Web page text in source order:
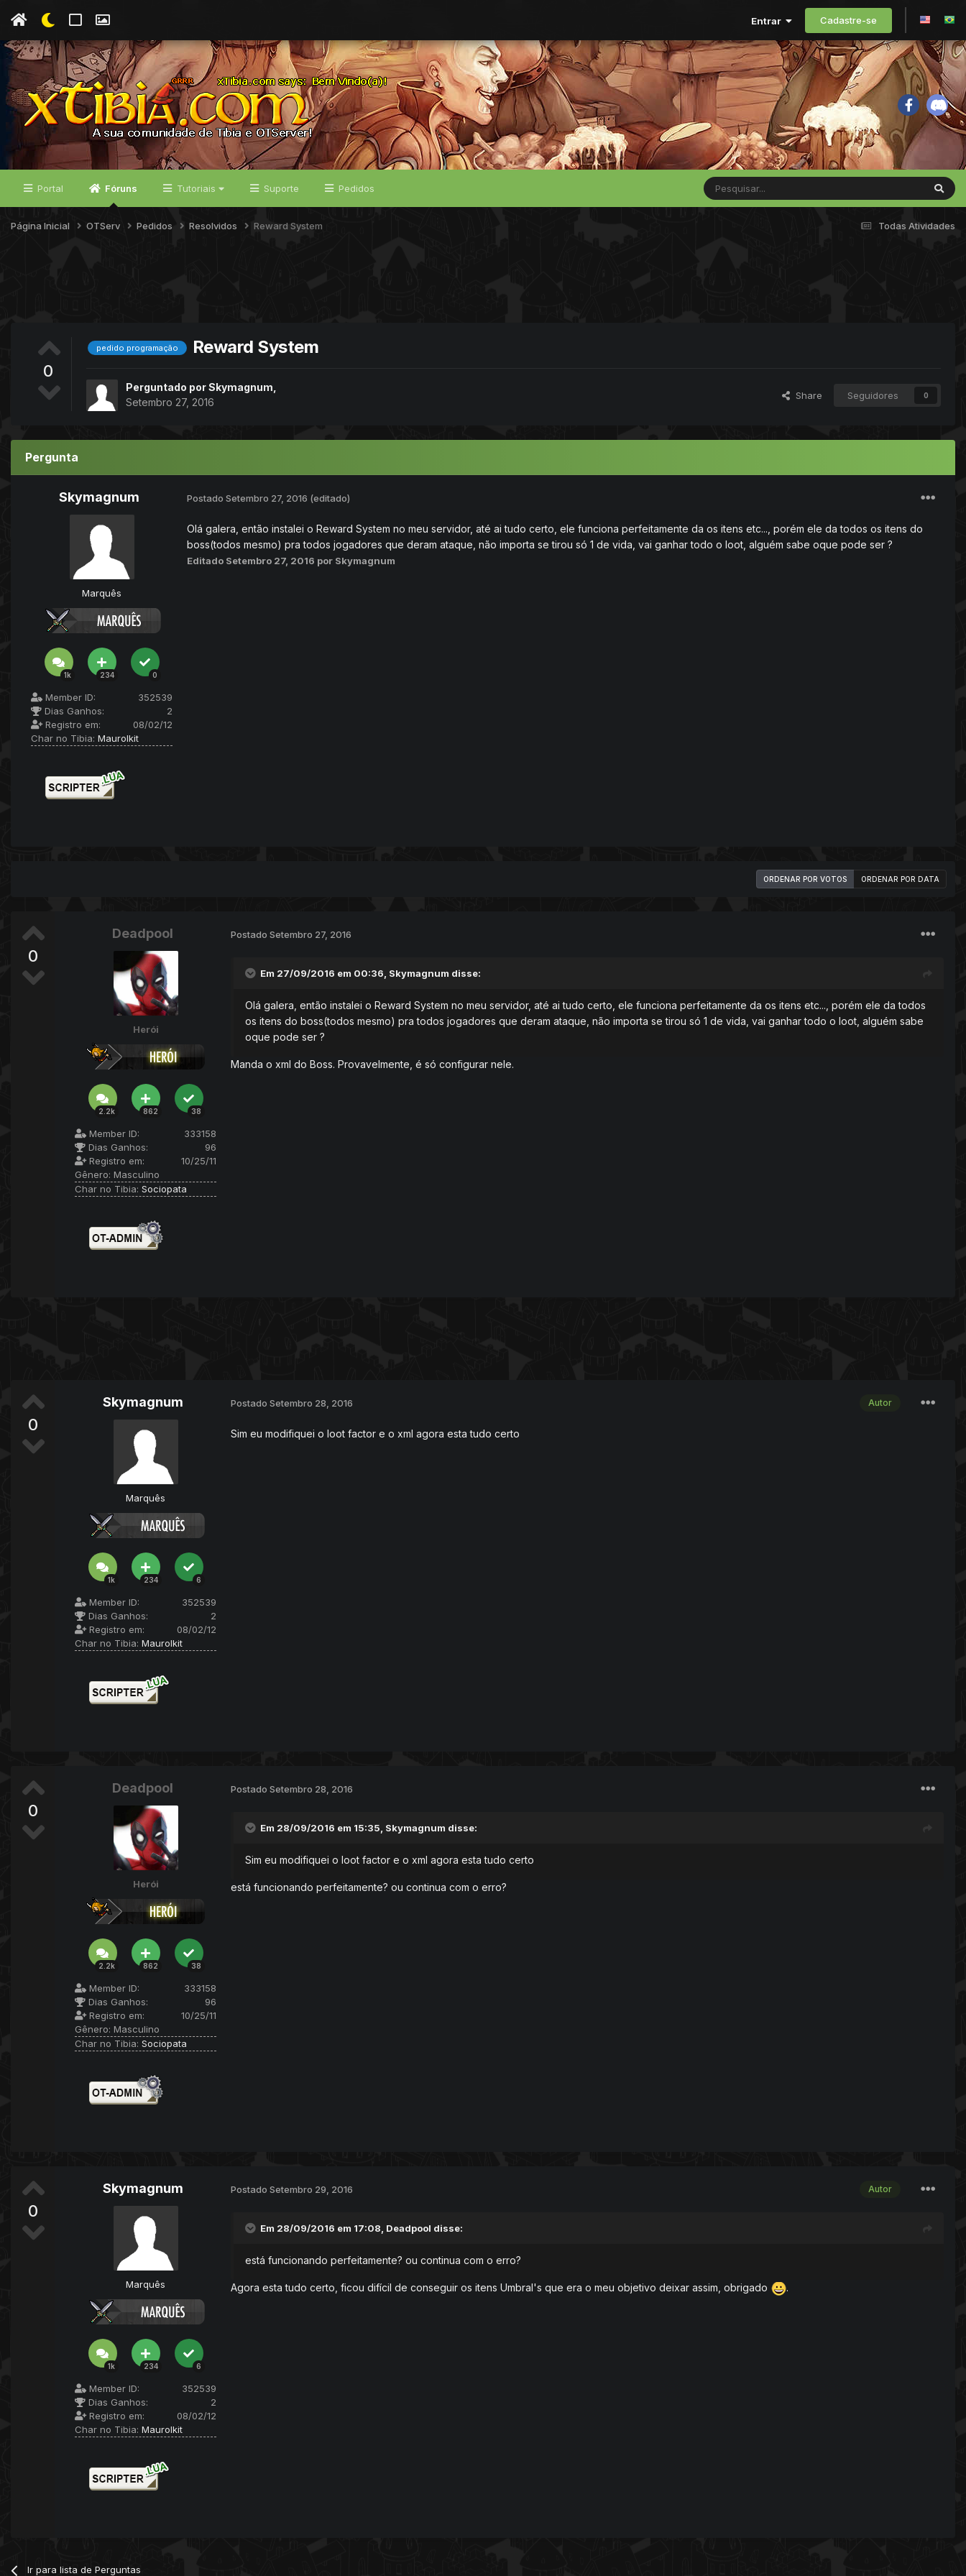
Entrar Cadastre-se
Portal Fóruns Tutoriais Suporte Pedidos
Todas Atividades
Página Inicial OTServ Pedidos Resolvidos Reward System
0
pedido programação Reward System
Perguntado porSkymagnum
Setembro 27, 2016
Share Seguidores 0
Pergunta
Skymagnum
Marquês
1k 234 0
Member ID:
352539
Dias Ganhos:
2
Registro em:
08/02/12
Char no Tibia: Maurolkit
Postado Setembro 27, 2016 (editado)
Olá galera, então instalei o Reward System no meu servidor, até ai tudo certo, ele funciona perfeitamente da os itens etc..., porém ele da todos os itens do
boss(todos mesmo) pra todos jogadores que deram ataque, não importa se tirou só 1 de vida, vai ganhar todo o loot, alguém sabe oque pode ser ?
Editado Setembro 27, 2016 por Skymagnum
ORDENAR POR VOTOS ORDENAR POR DATA
0
Deadpool
Herói
2.2k 862 38
Member ID:
333158
Dias Ganhos:
96
Registro em:
10/25/11
Gênero: Masculino
Char no Tibia: Sociopata
Postado Setembro 27, 2016
Em 27/09/2016 em 00:36, Skymagnum disse:
Olá galera, então instalei o Reward System no meu servidor, até ai tudo certo, ele funciona perfeitamente da os itens etc..., porém ele da todos
os itens do boss(todos mesmo) pra todos jogadores que deram ataque, não importa se tirou só 1 de vida, vai ganhar todo o loot, alguém sabe
oque pode ser ?
Manda o xml do Boss. Provavelmente, é só configurar nele.
0
Skymagnum
Marquês
1k 234 6
Member ID:
352539
Dias Ganhos:
2
Registro em:
08/02/12
Char no Tibia: Maurolkit
Autor
Postado Setembro 28, 2016
Sim eu modifiquei o loot factor e o xml agora esta tudo certo
0
Deadpool
Herói
2.2k 862 38
Member ID:
333158
Dias Ganhos:
96
Registro em:
10/25/11
Gênero: Masculino
Char no Tibia: Sociopata
Postado Setembro 28, 2016
Em 28/09/2016 em 15:35, Skymagnum disse:
Sim eu modifiquei o loot factor e o xml agora esta tudo certo
está funcionando perfeitamente? ou continua com o erro?
0
Skymagnum
Marquês
1k 234 6
Member ID:
352539
Dias Ganhos:
2
Registro em:
08/02/12
Char no Tibia: Maurolkit
Autor
Postado Setembro 29, 2016
Em 28/09/2016 em 17:08, Deadpool disse:
está funcionando perfeitamente? ou continua com o erro?
Agora esta tudo certo, ficou difícil de conseguir os itens Umbral's que era o meu objetivo deixar assim, obrigado .
Ir para lista de Perguntas